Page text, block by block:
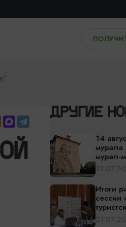
ДРУГИЕ
14
мурала
мурал-
Итоги
сессии